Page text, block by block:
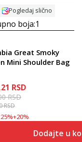
Pogledaj slično
boja:1
Great Smoky
Mini Shoulder Bag
RSD
RSD
RSD
25%+20%
Dodajte u